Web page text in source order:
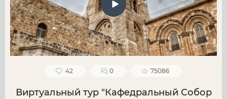
42 0 75086
Виртуальный тур "Кафедральный Собор